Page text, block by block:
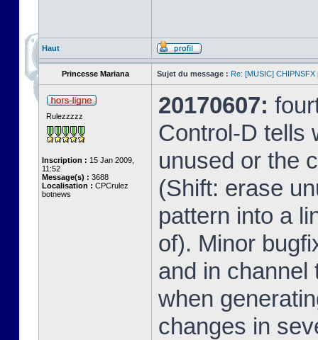
Haut
Princesse Mariana Sujet du message : Re: [MUSIC]
Rulezzzzz
Inscription : 15 Jan 2009,
11:52
Message(s) : 3688
Localisation : CPCrulez
botnews
20170607:
Control-D tells
unused or the
(Shift: erase
pattern into a
of). Minor
and in channel
when
changes in